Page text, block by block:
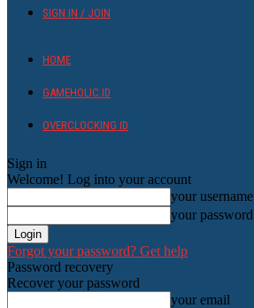
SIGN IN / JOIN
HOME
GAMEHOLIC.ID
OVERCLOCKING ID
Sign in
Welcome! Log into your account
your username
your password
Forgot your password? Get help
Password recovery
Recover your password
your email